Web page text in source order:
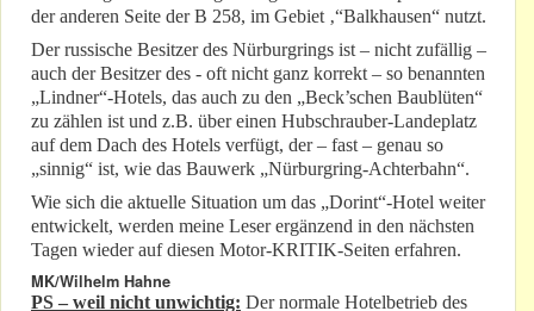
der anderen Seite der B 258, im Gebiet ‚“Balkhausen“ nutzt.
Der russische Besitzer des Nürburgrings ist – nicht zufällig –
auch der Besitzer des - oft nicht ganz korrekt – so benannten
„Lindner“-Hotels, das auch zu den „Beck’schen Baublüten“
zu zählen ist und z.B. über einen Hubschrauber-Landeplatz
auf dem Dach des Hotels verfügt, der – fast – genau so
„sinnig“ ist, wie das Bauwerk „Nürburgring-Achterbahn“.
Wie sich die aktuelle Situation um das „Dorint“-Hotel weiter
entwickelt, werden meine Leser ergänzend in den nächsten
Tagen wieder auf diesen Motor-KRITIK-Seiten erfahren.
MK/Wilhelm Hahne
PS – weil nicht unwichtig: Der normale Hotelbetrieb des